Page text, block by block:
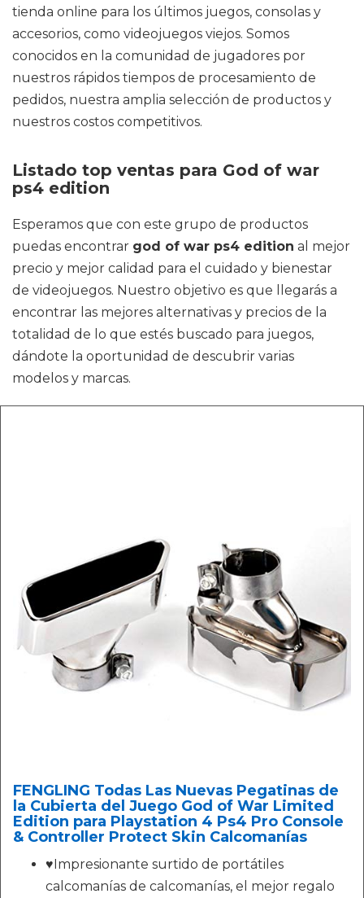
tienda online para los últimos juegos, consolas y
accesorios, como videojuegos viejos. Somos
conocidos en la comunidad de jugadores por
nuestros rápidos tiempos de procesamiento de
pedidos, nuestra amplia selección de productos y
nuestros costos competitivos.
Listado top ventas para God of war
ps4 edition
Esperamos que con este grupo de productos
puedas encontrar god of war ps4 edition al mejor
precio y mejor calidad para el cuidado y bienestar
de videojuegos. Nuestro objetivo es que llegarás a
encontrar las mejores alternativas y precios de la
totalidad de lo que estés buscado para juegos,
dándote la oportunidad de descubrir varias
modelos y marcas.
FENGLING Todas Las Nuevas Pegatinas de
la Cubierta del Juego God of War Limited
Edition para Playstation 4 Ps4 Pro Console
& Controller Protect Skin Calcomanías
♥Impresionante surtido de portátiles
calcomanías de calcomanías, el mejor regalo